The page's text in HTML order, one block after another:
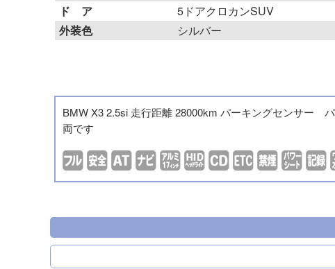
ド ア
5ドアクロカンSUV
外装色
シルバー
BMW X3 2.5si 走行距離 28000km パーキングセンサ
両です